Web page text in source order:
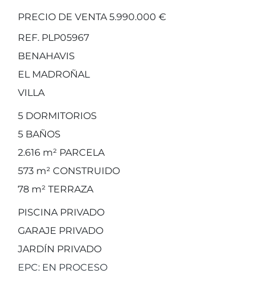
PRECIO DE VENTA 5.990.000 €
REF. PLP05967
BENAHAVIS
EL MADROÑAL
VILLA
5 DORMITORIOS
5 BAÑOS
2.616 m² PARCELA
573 m² CONSTRUIDO
78 m² TERRAZA
PISCINA PRIVADO
GARAJE PRIVADO
JARDÍN PRIVADO
EPC: EN PROCESO